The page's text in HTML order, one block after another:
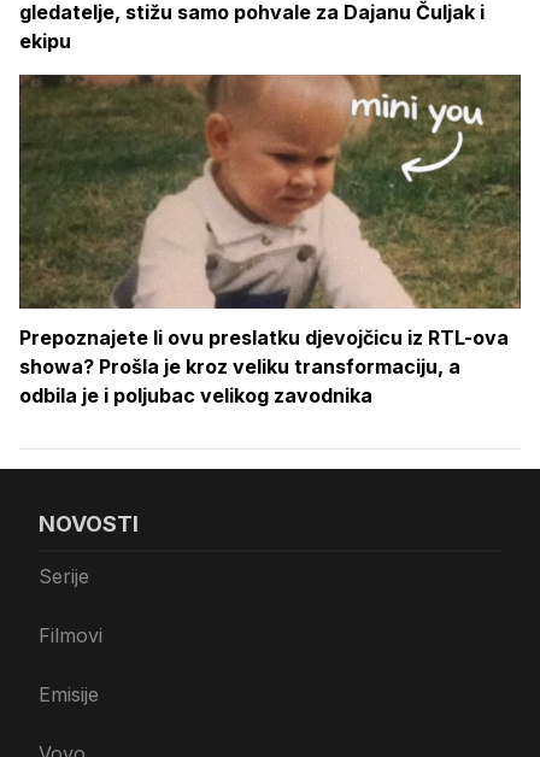
gledatelje, stižu samo pohvale za Dajanu Čuljak i
ekipu
Prepoznajete li ovu preslatku djevojčicu iz RTL-ova
showa? Prošla je kroz veliku transformaciju, a
odbila je i poljubac velikog zavodnika
NOVOSTI
Serije
Filmovi
Emisije